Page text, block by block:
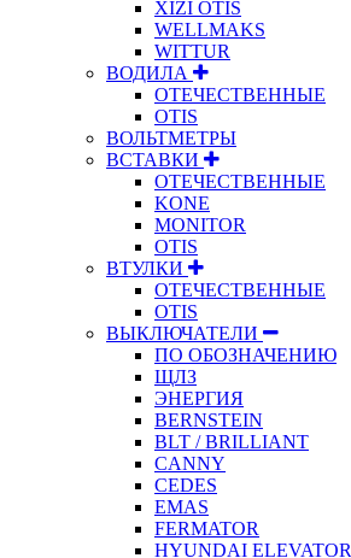
XIZI OTIS
WELLMAKS
WITTUR
ВОДИЛА
ОТЕЧЕСТВЕННЫЕ
OTIS
ВОЛЬТМЕТРЫ
ВСТАВКИ
ОТЕЧЕСТВЕННЫЕ
KONE
MONITOR
OTIS
ВТУЛКИ
ОТЕЧЕСТВЕННЫЕ
OTIS
ВЫКЛЮЧАТЕЛИ
ПО ОБОЗНАЧЕНИЮ
ЩЛЗ
ЭНЕРГИЯ
BERNSTEIN
BLT / BRILLIANT
CANNY
CEDES
EMAS
FERMATOR
HYUNDAI ELEVATOR